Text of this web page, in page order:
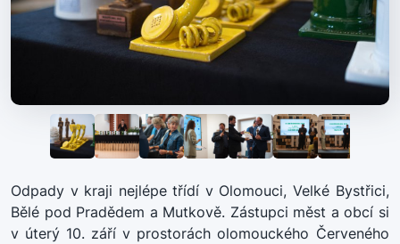
Odpady v kraji nejlépe třídí v Olomouci, Velké Bystřici,
Bělé pod Pradědem a Mutkově. Zástupci měst a obcí si
v úterý 10. září v prostorách olomouckého Červeného